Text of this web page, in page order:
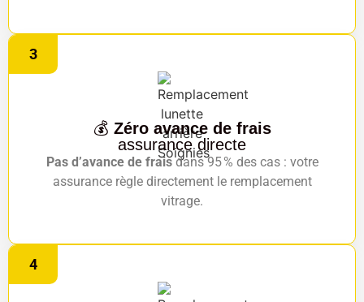
3
💰 Zéro avance de frais
assurance directe
Pas d’avance de fraisdans 95 % des cas : votre
assurance règle directement le remplacement
vitrage.
4